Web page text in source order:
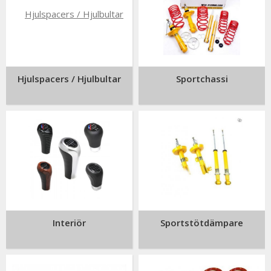
Hjulspacers / Hjulbultar Sportchassi
Interiör Sportstötdämpare